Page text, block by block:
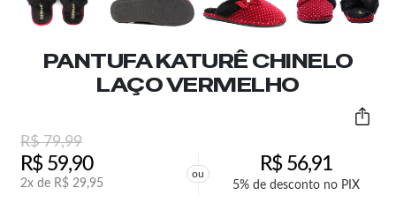
PANTUFA KATURÊ CHINELO
LAÇO VERMELHO
R$79,99
R$59,90
2x de R$ 29,95
ou R$56,91
5% de desconto no PIX